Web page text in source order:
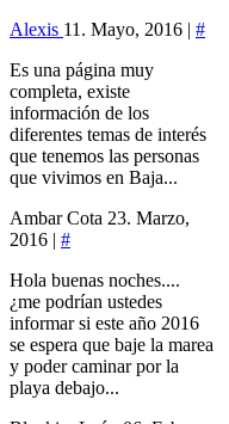
Alexis 11. Mayo, 2016 | #
Es una página muy
completa, existe
información de los
diferentes temas de interés
que tenemos las personas
que vivimos en Baja...
Ambar Cota 23. Marzo,
2016 | #
Hola buenas noches....
¿me podrían ustedes
informar si este año 2016
se espera que baje la marea
y poder caminar por la
playa debajo...